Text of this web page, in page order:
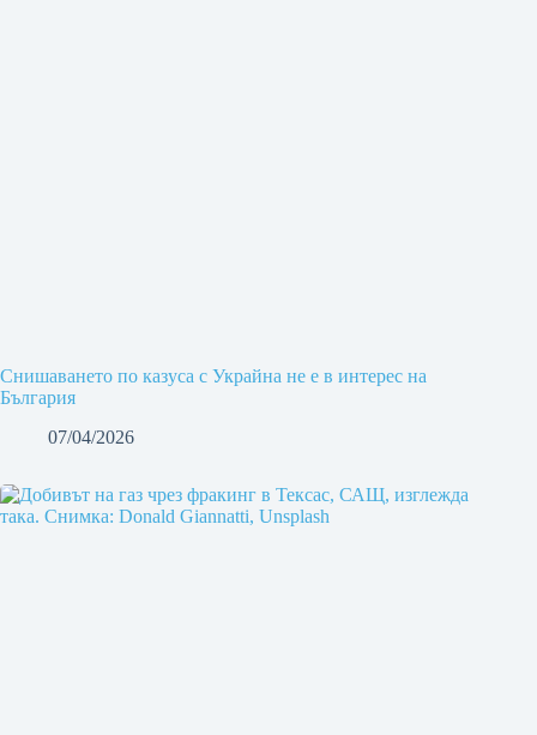
Снишаването по казуса с Украйна не е в интерес на
България
07/04/2026